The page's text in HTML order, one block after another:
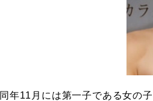
同年11月には第一子である女の